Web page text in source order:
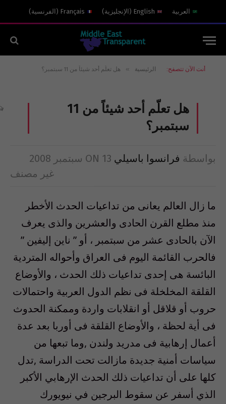
العربية English
( الإنجليزية)
Français
( الفرنسية)
أنت الآن تتصفح: الرئيسية » هل تعلّم أحد شيئاً من 11 سبتمبر؟
هل تعلّم أحد شيئاً من 11
سبتمبر؟
بواسطة فرانسوا باسيلي ON 13 سبتمبر 2008
غير مصنف
ما زال العالم يعانى من تداعيات الحدث الأخطر
منذ مطلع القرن الحادى والعشرين والذى يعرف
الآن بالحادى عشر من سبتمبر ، أو ” ناين إليفين ”
فالحرب القائمة اليوم فى العراق وأحواله المتردية
البائسة هى إحدى تداعيات ذلك الحدث ، والأوضاع
القلقة المخلخلة فى نظم الدول العربية واحتمالات
حروب أو قلاقل أو انقلابات واردة وممكنة الحدوث
فى أية لحظة ، والأوضاع القلقة فى أوربا بعد عدة
أعمال إرهابية فى مدريد ولندن ,وما تبعها من
سياسات أمنية جديدة مازالت تحت الدراسة ,تدل
كلها على أن تداعيات ذلك الحدث الإرهابي الأكبر
الذي أسفر عن سقوط البرجين في نيويورك